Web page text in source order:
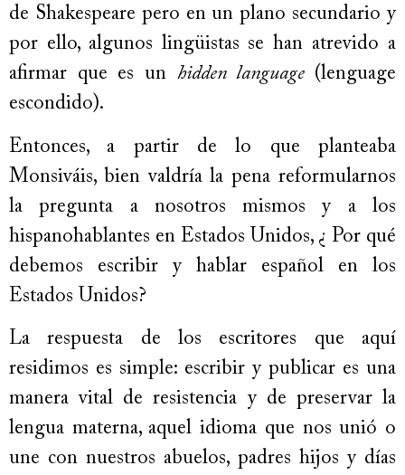
de Shakespeare pero en un plano secundario y
por ello, algunos lingüistas se han atrevido a
afirmar que es un hidden language (lenguage
escondido).
Entonces, a partir de lo que planteaba
Monsiváis, bien valdría la pena reformularnos
la pregunta a nosotros mismos y a los
hispanohablantes en Estados Unidos, ¿ Por qué
debemos escribir y hablar español en los
Estados Unidos?
La respuesta de los escritores que aquí
residimos es simple: escribir y publicar es una
manera vital de resistencia y de preservar la
lengua materna, aquel idioma que nos unió o
une con nuestros abuelos, padres hijos y días